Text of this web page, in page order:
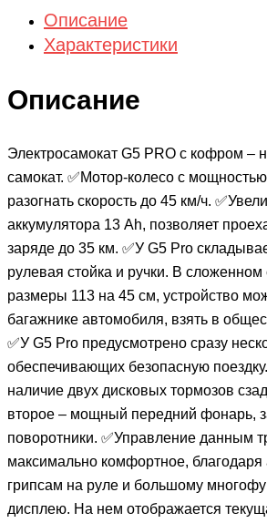
Описание
Характеристики
Описание
Электросамокат G5 PRO с кофром –
самокат. ✅Мотор-колесо с
разогнать скорость до 45 км/ч.
аккумулятора 13 Ah, позволяет
заряде до 35 км. ✅У G5 Pro
рулевая стойка и ручки. В сложенном
размеры 113 на 45 см, устройство
багажнике автомобиля, взять в
✅У G5 Pro предусмотрено сразу
обеспечивающих безопасную
наличие двух дисковых тормозов
второе – мощный передний фонарь,
поворотники. ✅Управление данным
максимально комфортное, благодаря
грипсам на руле и большому
дисплею. На нем отображается